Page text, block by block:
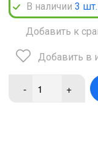
В наличии 3 шт.
Добавить к
Добавить в
- +